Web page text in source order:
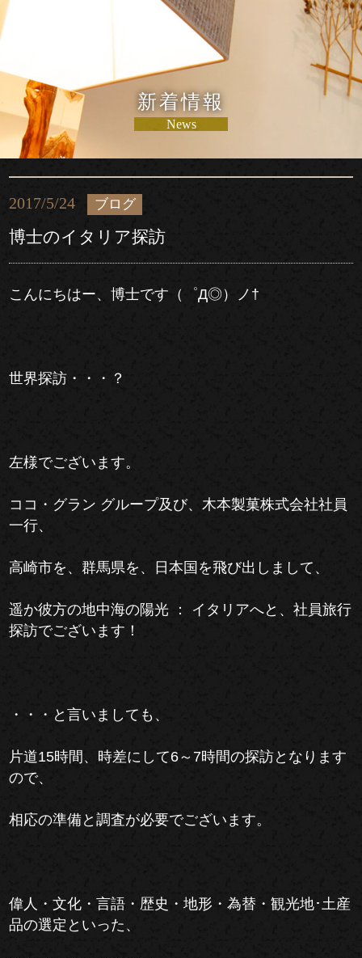
新着情報
News
2017/5/24 ブログ
博士のイタリア探訪
こんにちはー、博士です（゜Д◎）ノ†
世界探訪・・・？
左様でございます。
ココ・グラン グループ及び、木本製菓株式会社社員
一行、
高崎市を、群馬県を、日本国を飛び出しまして、
遥か彼方の地中海の陽光 ： イタリアへと、社員旅行
探訪でございます！
・・・と言いましても、
片道15時間、時差にして6～7時間の探訪となります
ので、
相応の準備と調査が必要でございます。
偉人・文化・言語・歴史・地形・為替・観光地･土産
品の選定といった、